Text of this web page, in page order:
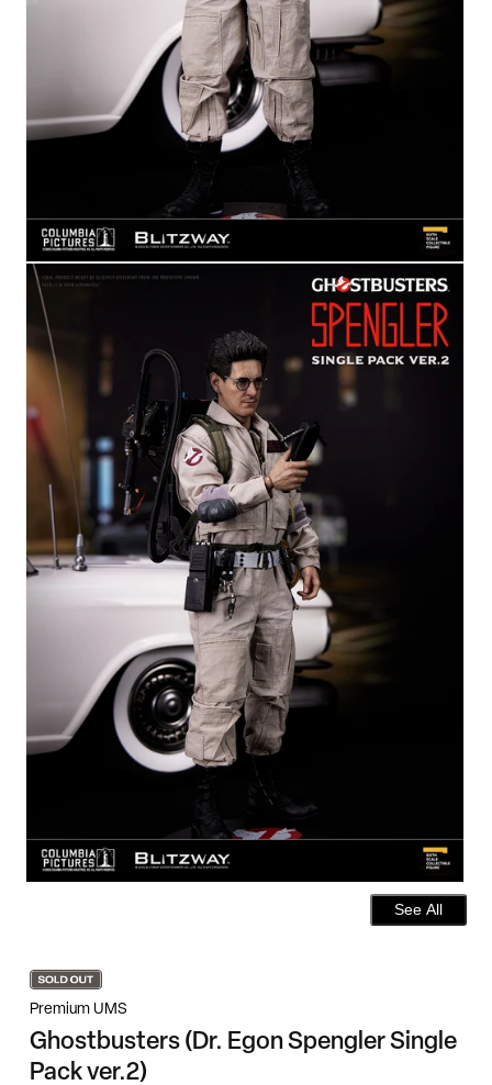
See All
Premium UMS
Ghostbusters (Dr. Egon Spengler Single
Pack ver.2)